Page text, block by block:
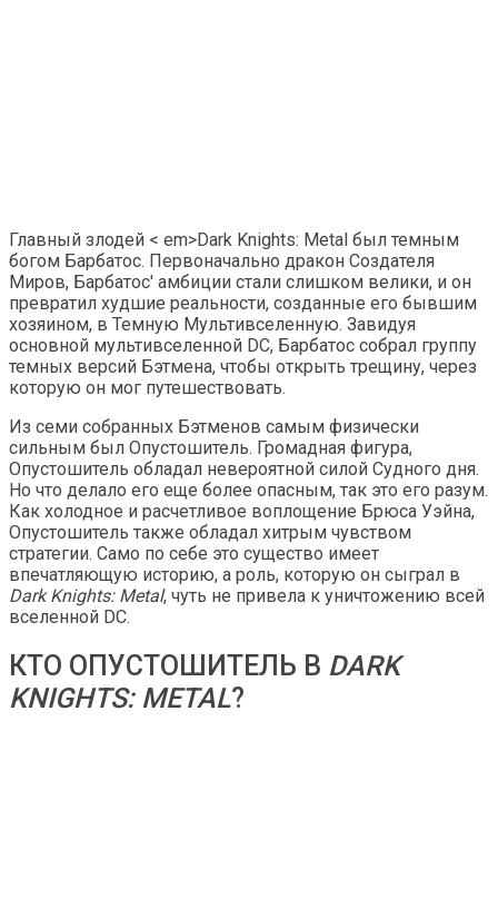
Главный злодей < em>Dark Knights: Metal был темным
богом Барбатос. Первоначально дракон Создателя
Миров, Барбатос' амбиции стали слишком велики, и он
превратил худшие реальности, созданные его бывшим
хозяином, в Темную Мультивселенную. Завидуя
основной мультивселенной DC, Барбатос собрал группу
темных версий Бэтмена, чтобы открыть трещину, через
которую он мог путешествовать.
Из семи собранных Бэтменов самым физически
сильным был Опустошитель. Громадная фигура,
Опустошитель обладал невероятной силой Судного дня.
Но что делало его еще более опасным, так это его разум.
Как холодное и расчетливое воплощение Брюса Уэйна,
Опустошитель также обладал хитрым чувством
стратегии. Само по себе это существо имеет
впечатляющую историю, а роль, которую он сыграл в
Dark Knights: Metal, чуть не привела к уничтожению всей
вселенной DC.
КТО ОПУСТОШИТЕЛЬ В DARK
KNIGHTS: METAL?